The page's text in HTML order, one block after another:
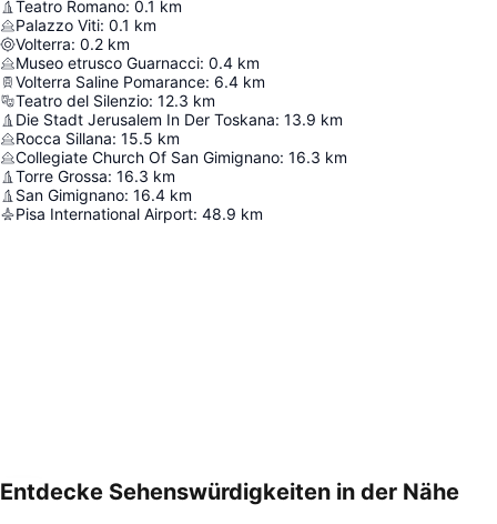
Teatro Romano: 0.1 km
Palazzo Viti: 0.1 km
Volterra: 0.2 km
Museo etrusco Guarnacci: 0.4 km
Volterra Saline Pomarance: 6.4 km
Teatro del Silenzio: 12.3 km
Die Stadt Jerusalem In Der Toskana: 13.9 km
Rocca Sillana: 15.5 km
Collegiate Church Of San Gimignano: 16.3 km
Torre Grossa: 16.3 km
San Gimignano: 16.4 km
Pisa International Airport: 48.9 km
Entdecke Sehenswürdigkeiten in der Nähe